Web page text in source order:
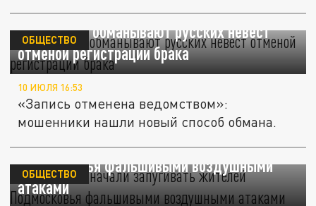
Мошенники обманывают русских невест
отменой регистрации брака
ОБЩЕСТВО
10 ИЮЛЯ 16:53
«Запись отменена ведомством»:
мошенники нашли новый способ обмана.
Мошенники начали запугивать жителей
Подмосковья фальшивыми воздушными
атаками
ОБЩЕСТВО